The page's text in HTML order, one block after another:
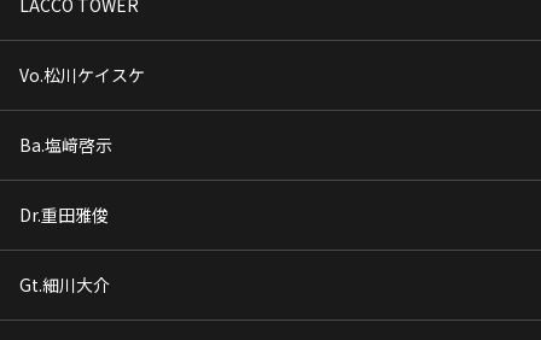
Vo.松川ケイスケ
Ba.塩﨑啓示
Dr.重田雅俊
Gt.細川大介